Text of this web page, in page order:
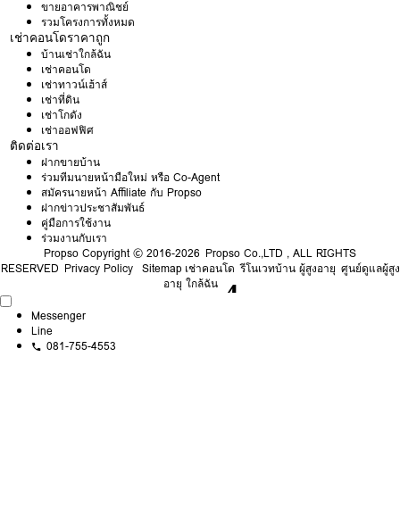
ขายอาคารพาณิชย์
รวมโครงการทั้งหมด
เช่าคอนโดราคาถูก
บ้านเช่าใกล้ฉัน
เช่าคอนโด
เช่าทาวน์เฮ้าส์
เช่าที่ดิน
เช่าโกดัง
เช่าออฟฟิศ
ติดต่อเรา
ฝากขายบ้าน
ร่วมทีมนายหน้ามือใหม่ หรือ Co-Agent
สมัครนายหน้า Affiliate กับ Propso
ฝากข่าวประชาสัมพันธ์
คู่มือการใช้งาน
ร่วมงานกับเรา
Propso Copyright © 2016-2026 Propso Co.,LTD , ALL RIGHTS
RESERVED Privacy Policy Sitemap เช่าคอนโด รีโนเวทบ้าน ผู้สูงอายุ ศูนย์ดูแลผู้สูง
อายุ ใกล้ฉัน
Messenger
Line
081-755-4553